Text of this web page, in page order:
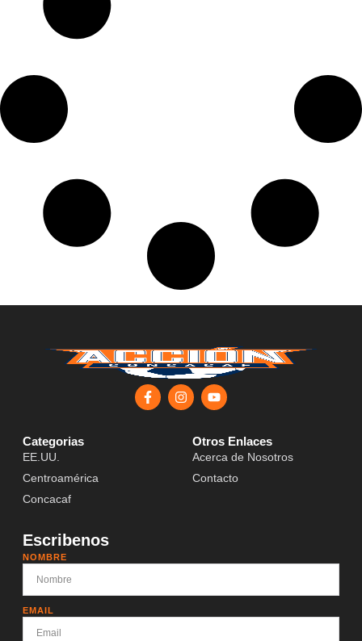
Categorias
EE.UU.
Centroamérica
Concacaf
Otros Enlaces
Acerca de Nosotros
Contacto
Escribenos
NOMBRE
EMAIL